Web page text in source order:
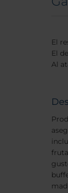
El
El
Al